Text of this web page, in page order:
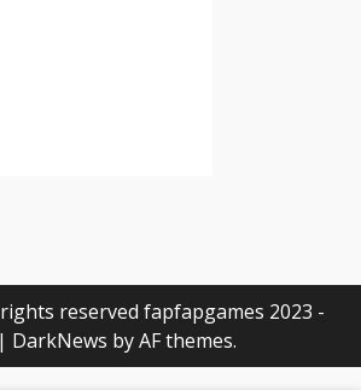
reserved fapfapgames 2023 -
| DarkNews by AF themes.